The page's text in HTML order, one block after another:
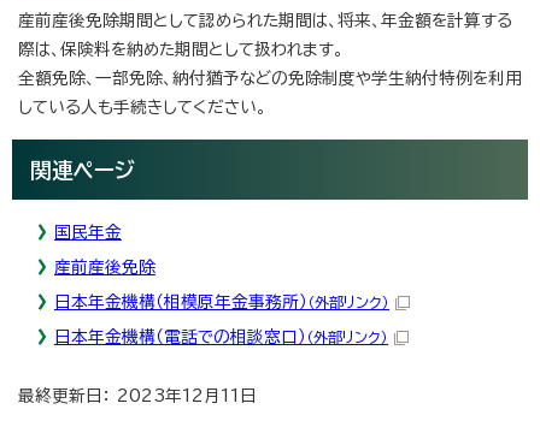
産前産後免除期間として認められた期間は、将来、年金額を計算する
際は、保険料を納めた期間として扱われます。
全額免除、一部免除、納付猶予などの免除制度や学生納付特例を利用
している人も手続きしてください。
関連ページ
国民年金
産前産後免除
日本年金機構（相模原年金事務所） （外部リンク）
日本年金機構（電話での相談窓口） （外部リンク）
最終更新日： 2023年12月11日